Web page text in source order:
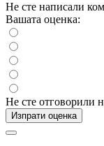
Не сте написали
Вашата оценка:
Не сте отговорили
Изпрати оценка